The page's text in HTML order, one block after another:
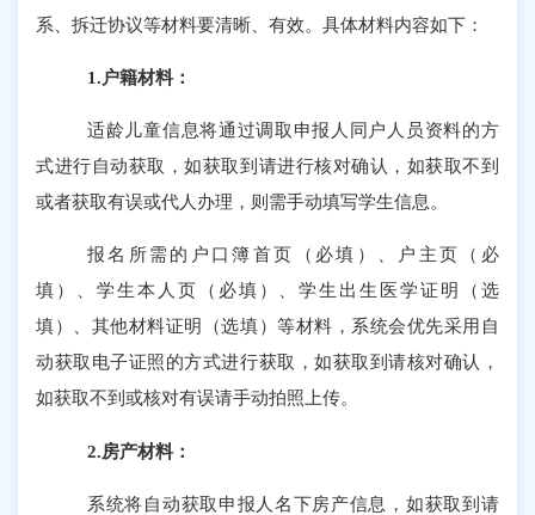
系、拆迁协议等材料要清晰、有效。具体材料内容如下：
1.户籍材料：
适龄儿童信息将通过调取申报人同户人员资料的方
式进行自动获取，如获取到请进行核对确认，如获取不到
或者获取有误或代人办理，则需手动填写学生信息。
报名所需的户口簿首页（必填）、户主页（必
填）、学生本人页（必填）、学生出生医学证明（选
填）、其他材料证明（选填）等材料，系统会优先采用自
动获取电子证照的方式进行获取，如获取到请核对确认，
如获取不到或核对有误请手动拍照上传。
2.房产材料：
系统将自动获取申报人名下房产信息，如获取到请